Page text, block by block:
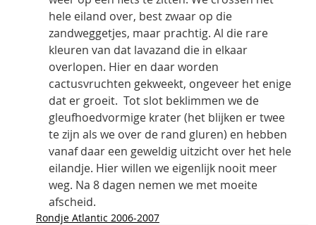
hele eiland over, best zwaar op die
zandweggetjes, maar prachtig. Al die rare
kleuren van dat lavazand die in elkaar
overlopen. Hier en daar worden
cactusvruchten gekweekt, ongeveer het enige
dat er groeit.  Tot slot beklimmen we de
gleufhoedvormige krater (het blijken er twee
te zijn als we over de rand gluren) en hebben
vanaf daar een geweldig uitzicht over het hele
eilandje. Hier willen we eigenlijk nooit meer
weg. Na 8 dagen nemen we met moeite
afscheid.
Rondje Atlantic 2006-2007